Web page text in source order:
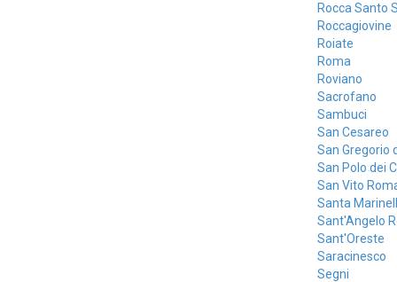
Rocca Santo
Roccagiovine
Roiate
Roma
Roviano
Sacrofano
Sambuci
San Cesareo
San Gregorio
San Polo dei
San Vito
Santa
Sant'Angelo
Sant'Oreste
Saracinesco
Segni